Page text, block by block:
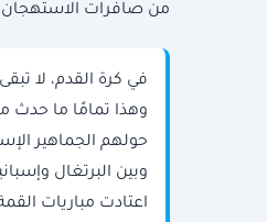
من صافرات الاستهجان
في كرة القدم، لا
وهذا تمامًا ما حدث
حولهم الجماهير
وبين البرتغال
اعتادت مباريات